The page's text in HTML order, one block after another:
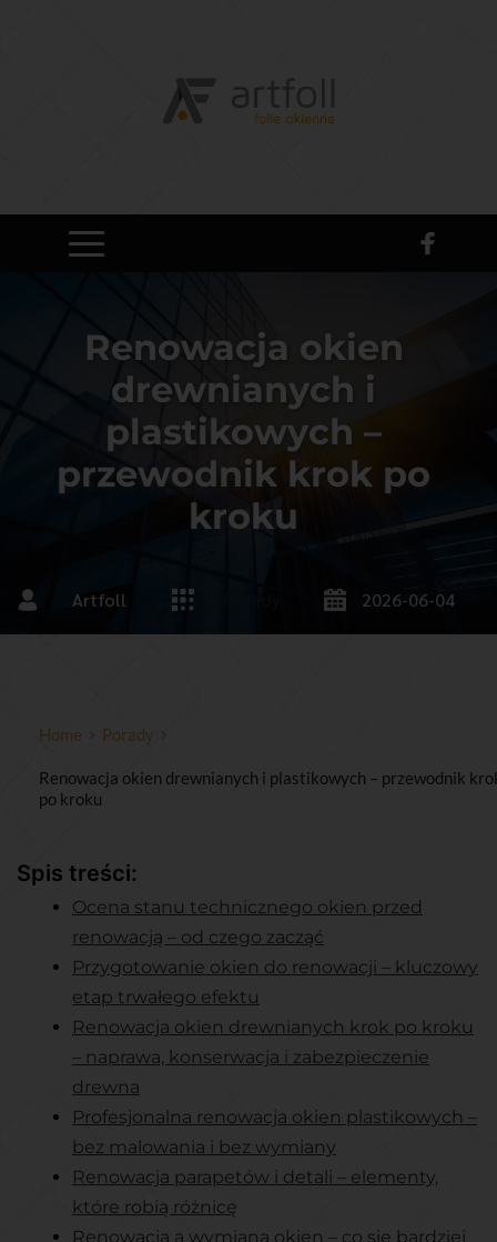
Renowacja okien
drewnianych i
plastikowych –
przewodnik krok po
kroku
Artfoll 2026-06-04
Home Porady
Renowacja okien drewnianych i plastikowych – przewodnik
po kroku
Spis treści:
Ocena stanu technicznego okien przed
renowacją – od czego zacząć
Przygotowanie okien do renowacji – kluczowy
etap trwałego efektu
Renowacja okien drewnianych krok po kroku
– naprawa, konserwacja i zabezpieczenie
drewna
Profesjonalna renowacja okien plastikowych –
bez malowania i bez wymiany
Renowacja parapetów i detali – elementy,
które robią różnicę
Renowacja a wymiana okien – co się bardziej